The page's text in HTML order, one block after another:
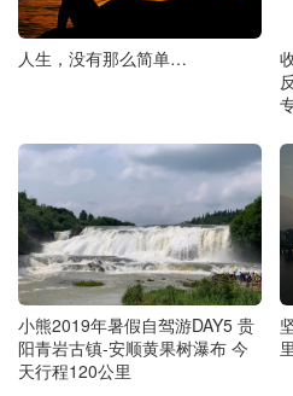
人生，没有那么简单…
小熊2019年暑假自驾游DAY5 贵
阳青岩古镇-安顺黄果树瀑布 今
天行程120公里